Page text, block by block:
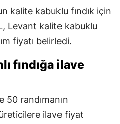
kalite kabuklu fındık için
Levant kalite kabuklu
fiyatı belirledi.
fındığa ilave
50 randımanın
ilave fiyat